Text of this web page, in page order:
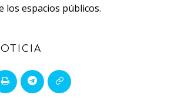
los espacios públicos.